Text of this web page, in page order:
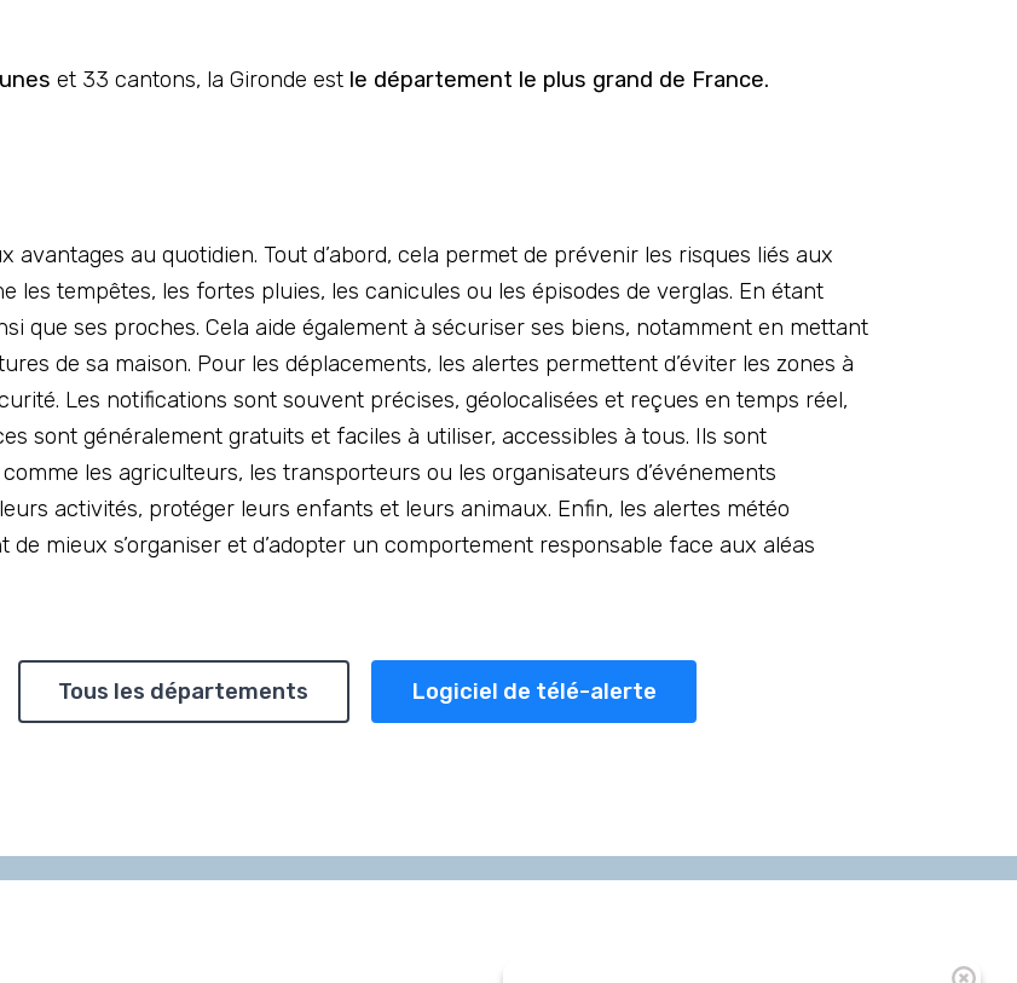
et 33 cantons, la Gironde estle département le plus grand de France.
avantages au quotidien. Tout d’abord, cela permet de prévenir les risques liés aux
les tempêtes, les fortes pluies, les canicules ou les épisodes de verglas. En étant
que ses proches. Cela aide également à sécuriser ses biens, notamment en mettant
de sa maison. Pour les déplacements, les alertes permettent d’éviter les zones à
Les notifications sont souvent précises, géolocalisées et reçues en temps réel,
sont généralement gratuits et faciles à utiliser, accessibles à tous. Ils sont
les agriculteurs, les transporteurs ou les organisateurs d’événements
activités, protéger leurs enfants et leurs animaux. Enfin, les alertes météo
mieux s’organiser et d’adopter un comportement responsable face aux aléas
Tous les départements Logiciel de télé-alerte